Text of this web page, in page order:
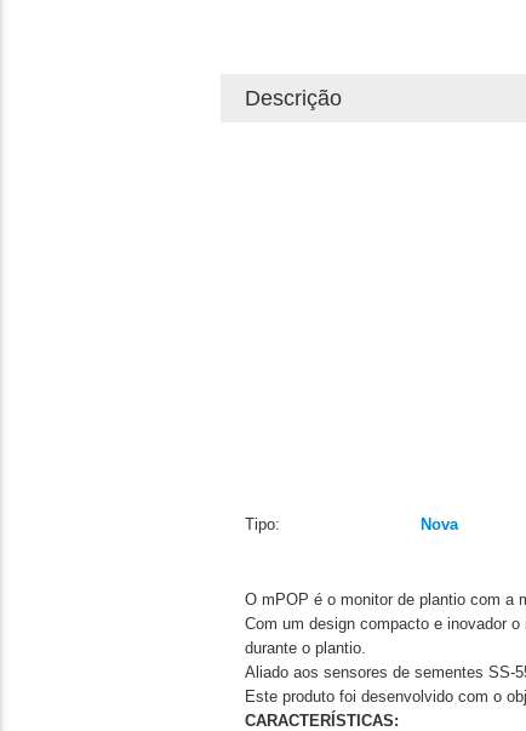
Descrição
Tipo: Nova
O mPOP é o monitor de plantio com a
Com um design compacto e inovador
durante o plantio.
Aliado aos sensores de sementes SS-
Este produto foi desenvolvido com o
CARACTERÍSTICAS: